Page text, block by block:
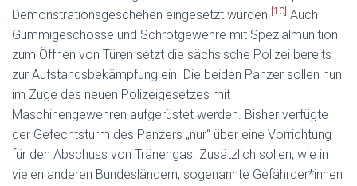
Demonstrationsgeschehen eingesetzt wurden. [10] Auch
Gummigeschosse und Schrotgewehre mit Spezialmunition
zum Öffnen von Türen setzt die sächsische Polizei bereits
zur Aufstandsbekämpfung ein. Die beiden Panzer sollen nun
im Zuge des neuen Polizeigesetzes mit
Maschinengewehren aufgerüstet werden. Bisher verfügte
der Gefechtsturm des Panzers „nur“ über eine Vorrichtung
für den Abschuss von Tränengas. Zusätzlich sollen, wie in
vielen anderen Bundesländern, sogenannte Gefährder*innen